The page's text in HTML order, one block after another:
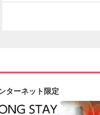
ターネット限定